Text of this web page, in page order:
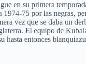
en su primera
1974-75 por las negras,
vez que se daba un
El equipo de
hasta entonces